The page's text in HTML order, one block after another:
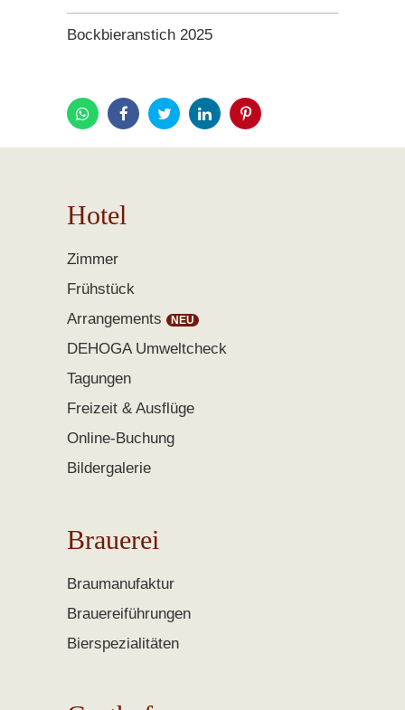
Bockbieranstich 2025
Hotel
Zimmer
Frühstück
Arrangements
DEHOGA Umweltcheck
Tagungen
Freizeit & Ausflüge
Online-Buchung
Bildergalerie
Brauerei
Braumanufaktur
Brauereiführungen
Bierspezialitäten